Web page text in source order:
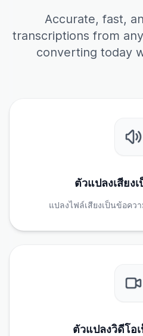
Accurate, fast,
transcriptions from
converting today
ตัวแปลงเสียง
แปลงไฟล์เสียงเป็นข้อคว
ตัวแปลงวิดีโอ